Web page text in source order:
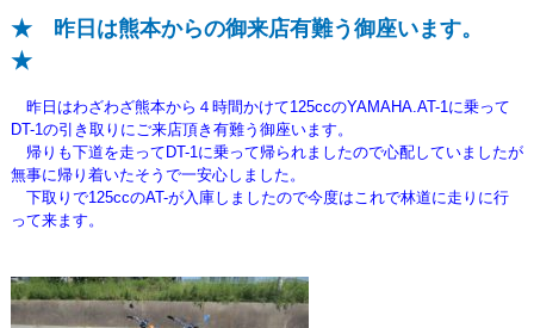
★ 昨日は熊本からの御来店有難う御座います。
★
昨日はわざわざ熊本から４時間かけて125ccのYAMAHA.AT-1に乗って
DT-1の引き取りにご来店頂き有難う御座います。
帰りも下道を走ってDT-1に乗って帰られましたので心配していましたが
無事に帰り着いたそうで一安心しました。
下取りで125ccのAT-が入庫しましたので今度はこれで林道に走りに行
って来ます。